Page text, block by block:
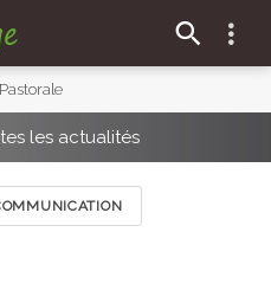
les actualités